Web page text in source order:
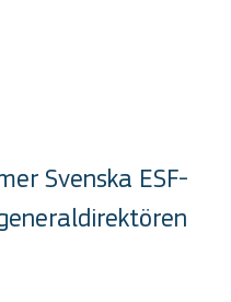
Svenska ESF-